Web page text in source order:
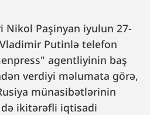
Nikol Paşinyan iyulun 27-
Putinlə telefon
agentliyinin baş
verdiyi məlumata görə,
münasibətlərinin
ikitərəfli iqtisadi